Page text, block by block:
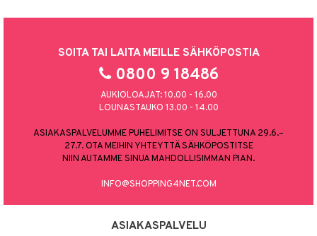
SOITA TAI LAITA MEILLE SÄHKÖPOSTIA
0800 9 18486
AUKIOLOAJAT: 10.00 - 16.00
LOUNASTAUKO 13.00 - 14.00
ASIAKASPALVELUMME PUHELIMITSE ON SULJETTUNA 29.6.–
27.7. OTA MEIHIN YHTEYTTÄ SÄHKÖPOSTITSE
NIIN AUTAMME SINUA MAHDOLLISIMMAN PIAN.
INFO@SHOPPING4NET.COM
ASIAKASPALVELU